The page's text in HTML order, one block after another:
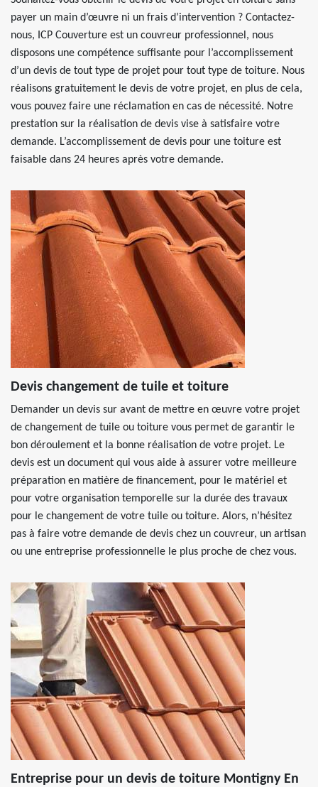
payer un main d’œuvre ni un frais d’intervention ? Contactez-
nous, ICP Couverture est un couvreur professionnel, nous
disposons une compétence suffisante pour l’accomplissement
d’un devis de tout type de projet pour tout type de toiture. Nous
réalisons gratuitement le devis de votre projet, en plus de cela,
vous pouvez faire une réclamation en cas de nécessité. Notre
prestation sur la réalisation de devis vise à satisfaire votre
demande. L’accomplissement de devis pour une toiture est
faisable dans 24 heures après votre demande.
Devis changement de tuile et toiture
Demander un devis sur avant de mettre en œuvre votre projet
de changement de tuile ou toiture vous permet de garantir le
bon déroulement et la bonne réalisation de votre projet. Le
devis est un document qui vous aide à assurer votre meilleure
préparation en matière de financement, pour le matériel et
pour votre organisation temporelle sur la durée des travaux
pour le changement de votre tuile ou toiture. Alors, n’hésitez
pas à faire votre demande de devis chez un couvreur, un artisan
ou une entreprise professionnelle le plus proche de chez vous.
Entreprise pour un devis de toiture Montigny En